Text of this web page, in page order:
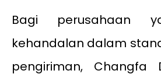
Bagi perusahaan
kehandalan dalam
pengiriman, Changfa